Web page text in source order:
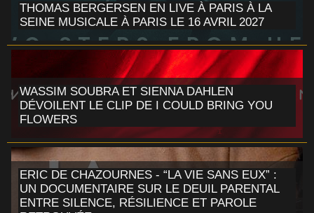
THOMAS BERGERSEN EN LIVE À PARIS À LA
SEINE MUSICALE À PARIS LE 16 AVRIL 2027
WASSIM SOUBRA ET SIENNA DAHLEN
DÉVOILENT LE CLIP DE I COULD BRING YOU
FLOWERS
ERIC DE CHAZOURNES - “LA VIE SANS EUX” :
UN DOCUMENTAIRE SUR LE DEUIL PARENTAL
ENTRE SILENCE, RÉSILIENCE ET PAROLE